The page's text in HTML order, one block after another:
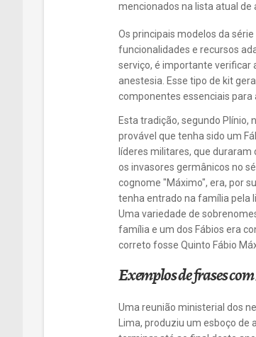
mencionados na lista atual de
Os principais modelos da série
funcionalidades e recursos
serviço, é importante verificar
anestesia. Esse tipo de kit
componentes essenciais
Esta tradição, segundo Plínio,
provável que tenha sido um
líderes militares, que duraram
os invasores germânicos no
cognome "Máximo", era, por
tenha entrado na família pela
Uma variedade de
família e um dos Fábios era
correto fosse Quinto Fábio
Exemplos de frases
Uma reunião ministerial dos
Lima, produziu um esboço